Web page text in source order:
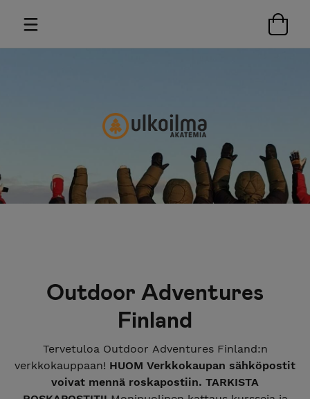
Outdoor Adventures
Finland
Tervetuloa Outdoor Adventures Finland:n
verkkokauppaan! HUOM Verkkokaupan sähköpostit
voivat mennä roskapostiin. TARKISTA